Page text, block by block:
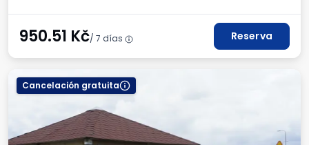
950.51 Kč/ 7 días Reserva
Cancelación gratuita